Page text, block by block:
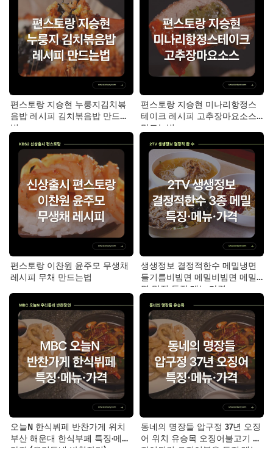
편스토랑 지승현 누룽지김치볶
음밥 레시피 김치볶음밥 만드는
법
편스토랑 지승현 미나리항정스
테이크 레시피 고추장마요소스
만드는법
편스토랑 이찬원 윤주모 무생채
레시피 무채 만드는법
생생정보 결정적한수 메밀냉면
들기름비빔면 메밀비빔면 메밀
면 맛집 특징·메뉴·가격
오늘N 한식뷔페 반찬가게 위치
부산 해운대 한식부페 특징·메뉴·
가격 (우리동네 반찬장인)
동네의 명장들 압구정 37년 오징
어 위치 유승목 오징어불고기 오
징어튀김 오징어볶음 특징·메뉴·